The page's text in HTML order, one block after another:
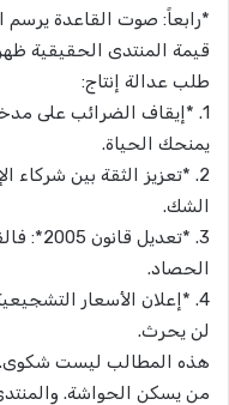
*رابعاً: صوت القاعدة يرسم
قيمة المنتدى الحقيقية
طلب عدالة إنتاج:
1. *إيقاف الضرائب على
يمنحك الحياة.
2. *تعزيز الثقة بين شركاء
الشك.
3.
الحصاد.
4. *إعلان الأسعار
لن يحرث.
هذه المطالب ليست شكوى.
من يسكن الحواشة.